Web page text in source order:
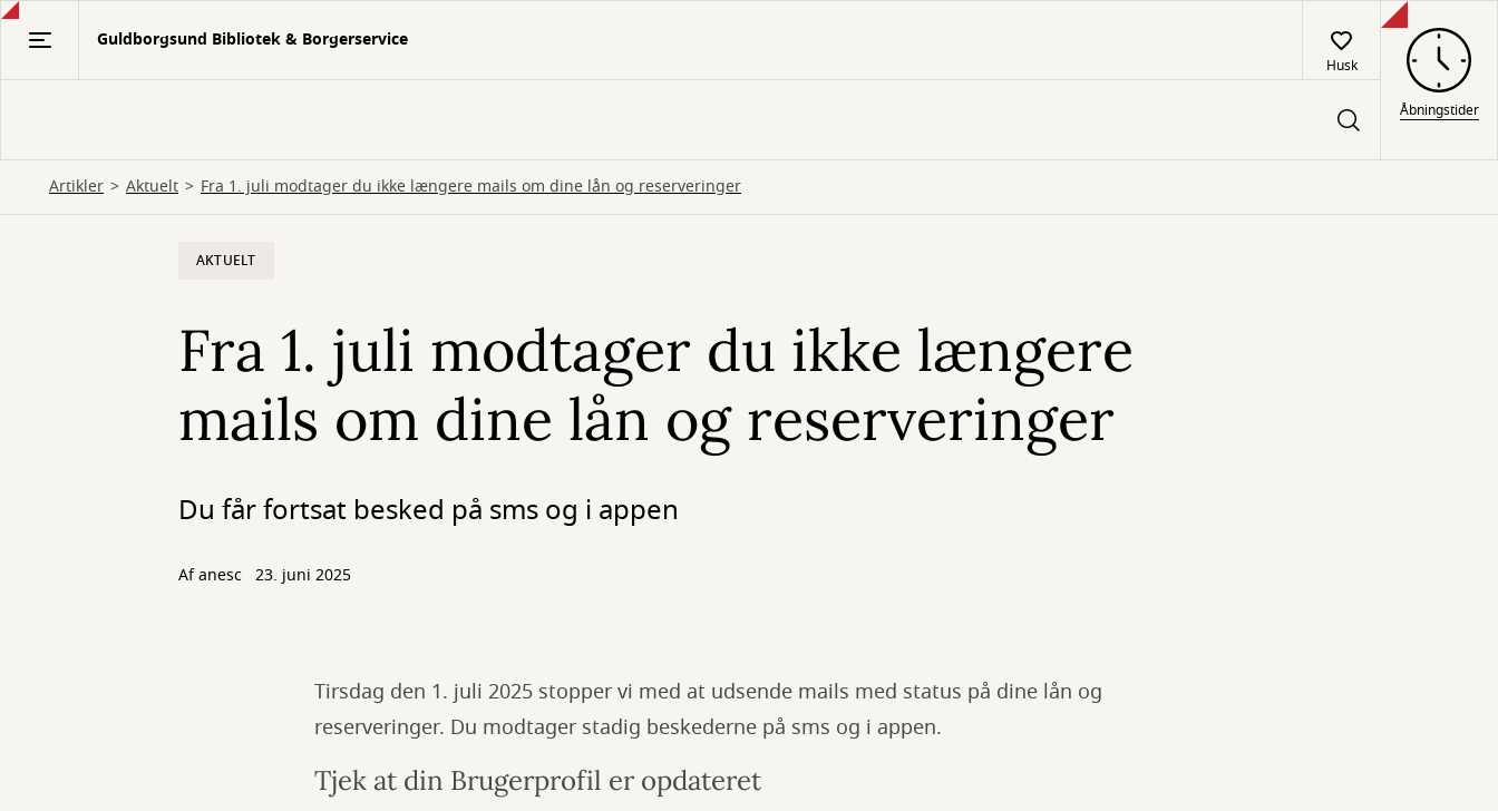
Gå
Guldborgsund Bibliotek & Borgerservice
Husk
Åbningstider
Artikler Aktuelt Fra 1. juli modtager du ikke længere mails om dine lån og reserveringer
AKTUELT
Fra 1. juli modtager du ikke længere
mails om dine lån og reserveringer
Du får fortsat besked på sms og i appen
Afanesc 23. juni 2025
Tirsdag den 1. juli 2025 stopper vi med at udsende mails med status på dine lån og
reserveringer. Du modtager stadig beskederne på sms og i appen.
Tjek at din Brugerprofil er opdateret